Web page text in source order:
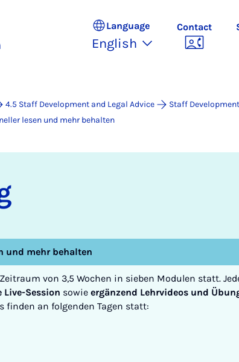
Language
English
Contact
4.5 Staff Development and Legal Advice
Staff Development
lesen und mehr behalten
und mehr behalten
von 3,5 Wochen in sieben Modulen statt.
Session sowie ergänzend Lehrvideos und
finden an folgenden Tagen statt: